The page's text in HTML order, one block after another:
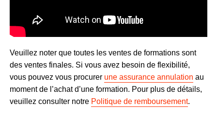
Veuillez noter que toutes les ventes de formations sont
des ventes finales. Si vous avez besoin de flexibilité,
vous pouvez vous procurer une assurance annulation au
moment de l’achat d’une formation. Pour plus de détails,
veuillez consulter notre Politique de remboursement.